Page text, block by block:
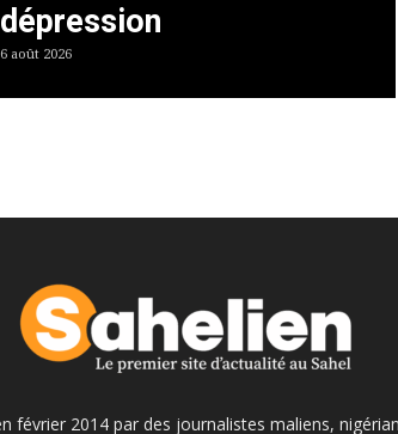
dépression
6 août 2026
février 2014 par des journalistes maliens,